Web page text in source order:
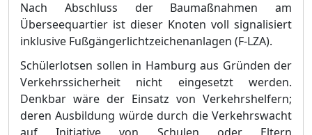
Nach Abschluss der Baumaßnahmen am
Überseequartier ist dieser Knoten voll signalisiert
inklusive Fußgängerlichtzeichenanlagen (F-LZA).
Schülerlotsen sollen in Hamburg aus Gründen der
Verkehrssicherheit nicht eingesetzt werden.
Denkbar wäre der Einsatz von Verkehrshelfern;
deren Ausbildung würde durch die Verkehrswacht